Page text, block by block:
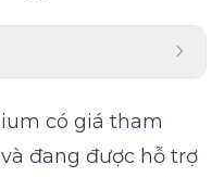
có giá tham
và đang được hỗ trợ